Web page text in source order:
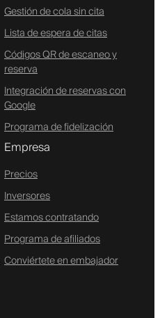
Gestión de cola sin cita
Lista de espera de citas
Códigos QR de escaneo y
reserva
Integración de reservas con
Google
Programa de fidelización
Empresa
Precios
Inversores
Estamos contratando
Programa de afiliados
Conviértete en embajador